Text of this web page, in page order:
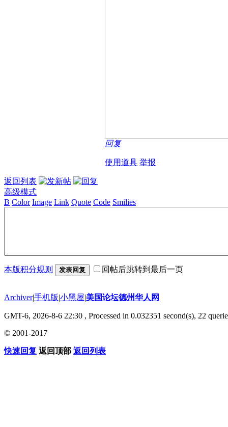
回复
使用道具 举报
返回列表
高级模式
B Color Image Link Quote Code Smilies
本版积分规则 发表回复 回帖后跳转到最后一页
Archiver|手机版|小黑屋|美国论坛德州华人网
GMT-6, 2026-8-6 22:30 , Processed in 0.032351 second(s), 22
© 2001-2017
快速回复 返回顶部 返回列表